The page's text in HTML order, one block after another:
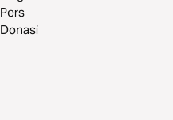
Pers
Donasi